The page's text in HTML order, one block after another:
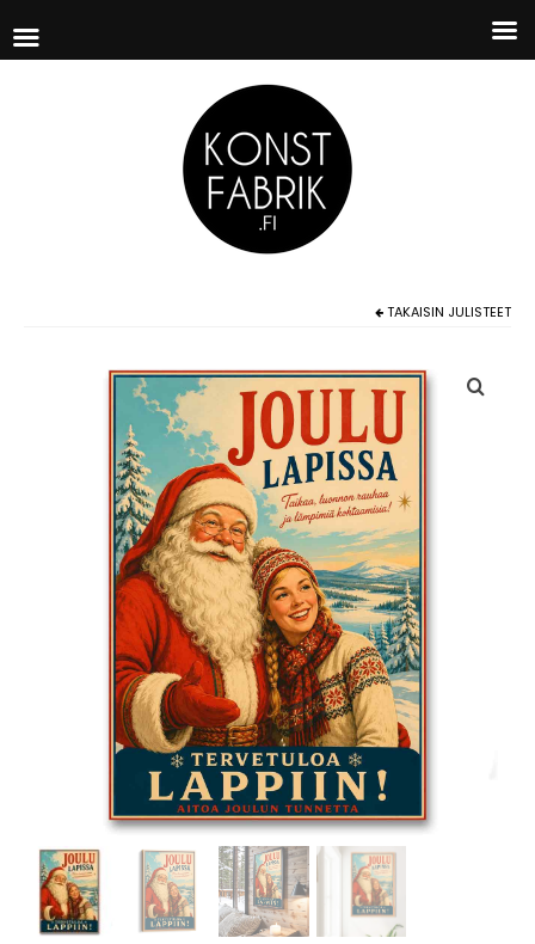
TAKAISIN JULISTEET